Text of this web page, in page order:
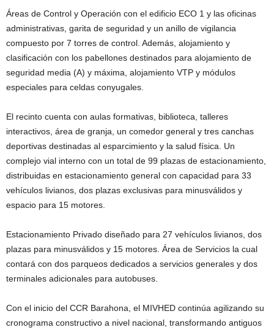
Áreas de Control y Operación con el edificio ECO 1 y las oficinas
administrativas, garita de seguridad y un anillo de vigilancia
compuesto por 7 torres de control. Además, alojamiento y
clasificación con los pabellones destinados para alojamiento de
seguridad media (A) y máxima, alojamiento VTP y módulos
especiales para celdas conyugales.
El recinto cuenta con aulas formativas, biblioteca, talleres
interactivos, área de granja, un comedor general y tres canchas
deportivas destinadas al esparcimiento y la salud física. Un
complejo vial interno con un total de 99 plazas de estacionamiento,
distribuidas en estacionamiento general con capacidad para 33
vehículos livianos, dos plazas exclusivas para minusválidos y
espacio para 15 motores.
Estacionamiento Privado diseñado para 27 vehículos livianos, dos
plazas para minusválidos y 15 motores. Área de Servicios la cual
contará con dos parqueos dedicados a servicios generales y dos
terminales adicionales para autobuses.
Con el inicio del CCR Barahona, el MIVHED continúa agilizando su
cronograma constructivo a nivel nacional, transformando antiguos